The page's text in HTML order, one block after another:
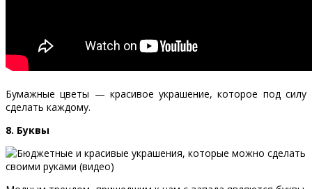
Бумажные цветы — красивое украшение, которое под силу
сделать каждому.
8. Буквы